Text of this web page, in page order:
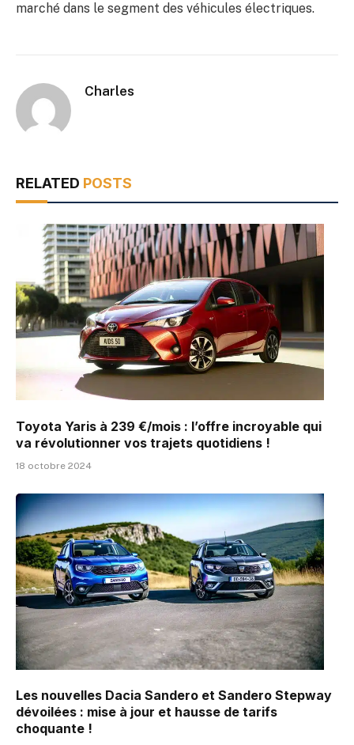
marché dans le segment des véhicules électriques.
Charles
RELATED POSTS
Toyota Yaris à 239 €/mois : l’offre incroyable qui
va révolutionner vos trajets quotidiens !
18 octobre 2024
Les nouvelles Dacia Sandero et Sandero Stepway
dévoilées : mise à jour et hausse de tarifs
choquante !